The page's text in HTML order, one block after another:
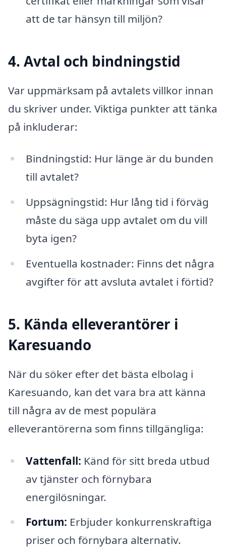
att de tar hänsyn till miljön?
4. Avtal och bindningstid
Var uppmärksam på avtalets villkor innan
du skriver under. Viktiga punkter att tänka
på inkluderar:
Bindningstid: Hur länge är du bunden
till avtalet?
Uppsägningstid: Hur lång tid i förväg
måste du säga upp avtalet om du vill
byta igen?
Eventuella kostnader: Finns det några
avgifter för att avsluta avtalet i förtid?
5. Kända elleverantörer i
Karesuando
När du söker efter det bästa elbolag i
Karesuando, kan det vara bra att känna
till några av de mest populära
elleverantörerna som finns tillgängliga:
Vattenfall: Känd för sitt breda utbud
av tjänster och förnybara
energilösningar.
Fortum: Erbjuder konkurrenskraftiga
priser och förnybara alternativ.